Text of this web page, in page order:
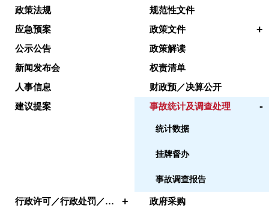
政策法规
规范性文件
应急预案
政策文件 +
公示公告
政策解读
新闻发布会
权责清单
人事信息
财政预／决算公开
建议提案
事故统计及调查处理 -
统计数据
挂牌督办
事故调查报告
行政许可／行政处罚／其他对外管理服务 +
政府采购